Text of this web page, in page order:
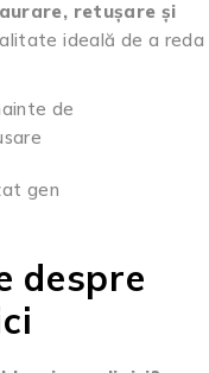
retușare și
ideală de a reda
despre